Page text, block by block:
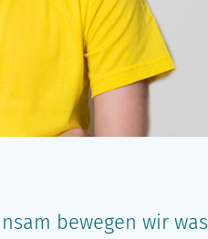
bewegen wir was